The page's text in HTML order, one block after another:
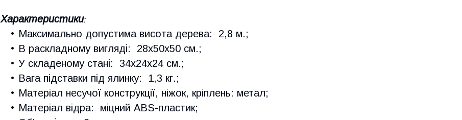
Характеристики:
Максимально допустима висота дерева: 2,8 м.;
В раскладному вигляді: 28х50х50 см.;
У складеному стані: 34х24х24 см.;
Вага підставки під ялинку: 1,3 кг.;
Матеріал несучої конструкції, ніжок, кріплень: метал;
Матеріал відра: міцний ABS-пластик;